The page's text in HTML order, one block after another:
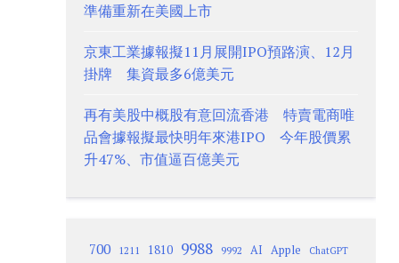
準備重新在美國上市
京東工業據報擬11月展開IPO預路演、12月
掛牌 集資最多6億美元
再有美股中概股有意回流香港 特賣電商唯
品會據報擬最快明年來港IPO 今年股價累
升47%、市值逼百億美元
700 1211 1810 9988 9992 AI Apple ChatGPT